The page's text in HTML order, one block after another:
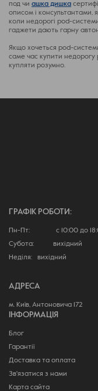
под чи ашка дишка
описом і консультантами,
коли недорогі pod-
гаджети дають гарну
Якщо хочеться pod-
саме час купити недорогу
купляти розумно.
ГРАФІК РОБОТИ:
Пн-Пт: с 10:00 до
Субота: вихідний
Неділя: вихідний
АДРЕСА
м. Київ, Антоновича 172
ІНФОРМАЦІЯ
Блог
Гарантії
Доставка та оплата
Зв'язатися з нами
Карта сайта